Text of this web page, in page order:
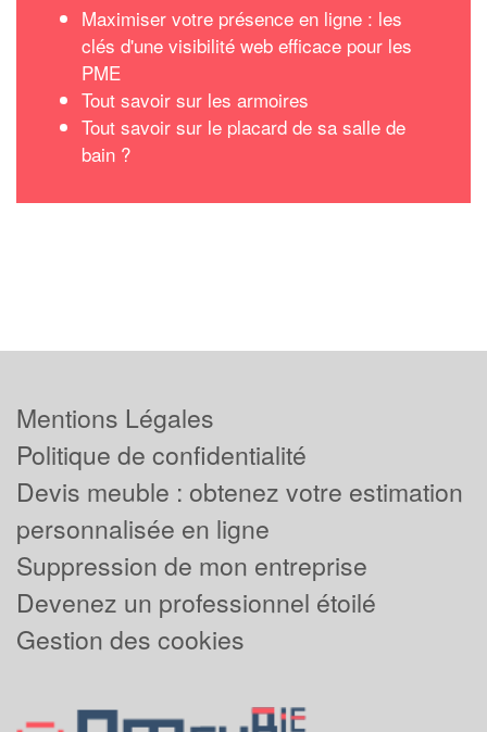
Maximiser votre présence en ligne : les
clés d'une visibilité web efficace pour les
PME
Tout savoir sur les armoires
Tout savoir sur le placard de sa salle de
bain ?
Mentions Légales
Politique de confidentialité
Devis meuble : obtenez votre estimation
personnalisée en ligne
Suppression de mon entreprise
Devenez un professionnel étoilé
Gestion des cookies